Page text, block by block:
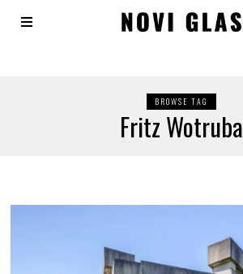
BROWSE TAG
Fritz Wotruba